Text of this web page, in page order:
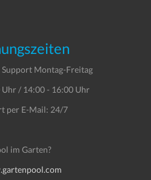
Support Montag-Freitag
Uhr / 14:00 - 16:00 Uhr
per E-Mail: 24/7
im Garten?